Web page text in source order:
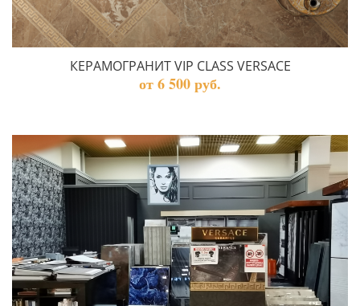
КЕРАМОГРАНИТ VIP CLASS VERSACE
от 6 500 руб.